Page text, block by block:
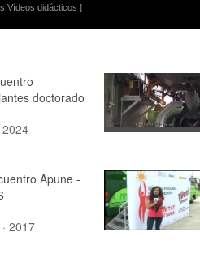
]
MOSCOW
4:24 · 2026
-
El
UPV 2010
2:38 · 2015